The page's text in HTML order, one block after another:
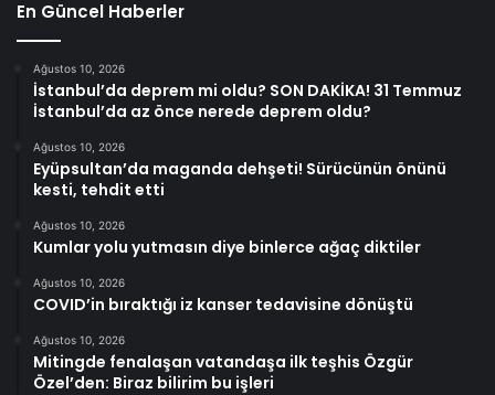
En Güncel Haberler
Ağustos 10, 2026
İstanbul’da deprem mi oldu? SON DAKİKA! 31 Temmuz
İstanbul’da az önce nerede deprem oldu?
Ağustos 10, 2026
Eyüpsultan’da maganda dehşeti! Sürücünün önünü
kesti, tehdit etti
Ağustos 10, 2026
Kumlar yolu yutmasın diye binlerce ağaç diktiler
Ağustos 10, 2026
COVID’in bıraktığı iz kanser tedavisine dönüştü
Ağustos 10, 2026
Mitingde fenalaşan vatandaşa ilk teşhis Özgür
Özel’den: Biraz bilirim bu işleri